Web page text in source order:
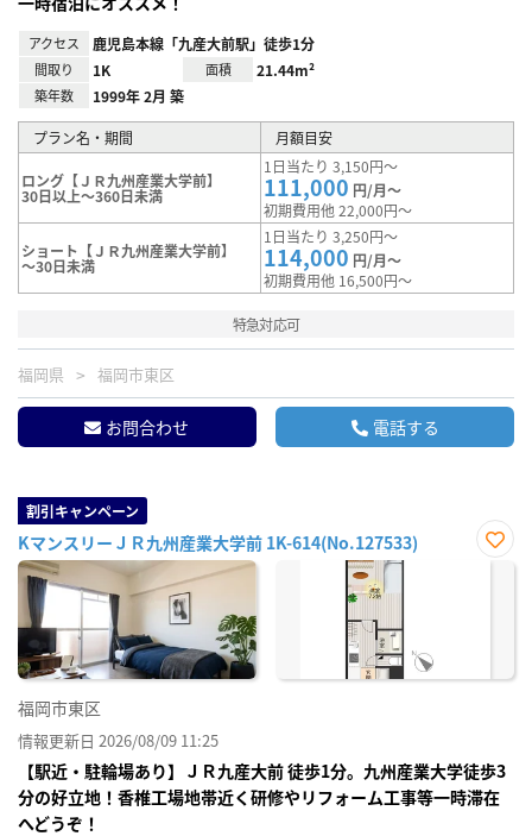
アクセス 鹿児島本線「九産大前駅」徒歩1分
間取り 1K 面積 21.44m²
築年数 1999年 2月 築
プラン名・期間 月額目安
ロング【ＪＲ九州産業大学前】
30日以上～360日未満
1日当たり 3,150円～
111,000 円/月～
初期費用他 22,000円～
ショート【ＪＲ九州産業大学前】
～30日未満
1日当たり 3,250円～
114,000 円/月～
初期費用他 16,500円～
特急対応可
福岡県 福岡市東区
お問合わせ 電話する
割引キャンペーン
KマンスリーＪＲ九州産業大学前 1K-614(No.127533)
お気
福岡市東区
情報更新日 2026/08/09 11:25
【駅近・駐輪場あり】ＪＲ九産大前 徒歩1分。九州産業大学徒歩3
分の好立地！香椎工場地帯近く研修やリフォーム工事等一時滞在
へどうぞ！